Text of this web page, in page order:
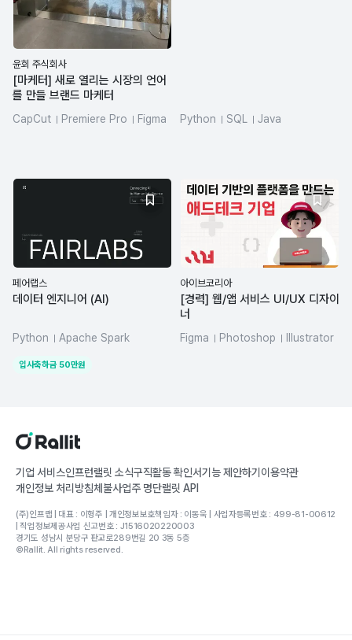
윤회 주식회사
[마케터] 새로 열리는 시장의 언어
를 만들 브랜드 마케터
CapCut Premiere Pro
Figma
Python SQL
Java
페어랩스
데이터 엔지니어 (AI)
Python
Apache Spark
Elasticsearch
입사축하금 50만원
아이브코리아
[경력] 웹/앱 서비스 UI/UX 디자이
너
Figma Photoshop
Illustrator
기업 서비스인프런랠릿 소식구직활동 확인서기능 제안하기 이용약관
개인정보 처리방침체불사업주 명단랠릿 API
(주)인프랩 | 대표 : 이형주 | 개인정보보호책임자 : 이동욱 | 사업자등록번호 : 499-81-00612
| 직업정보제공사업 신고번호 : J1516020220003
경기도 성남시 분당구 판교로289번길 20 3동 5층
©Rallit. All rights reserved.